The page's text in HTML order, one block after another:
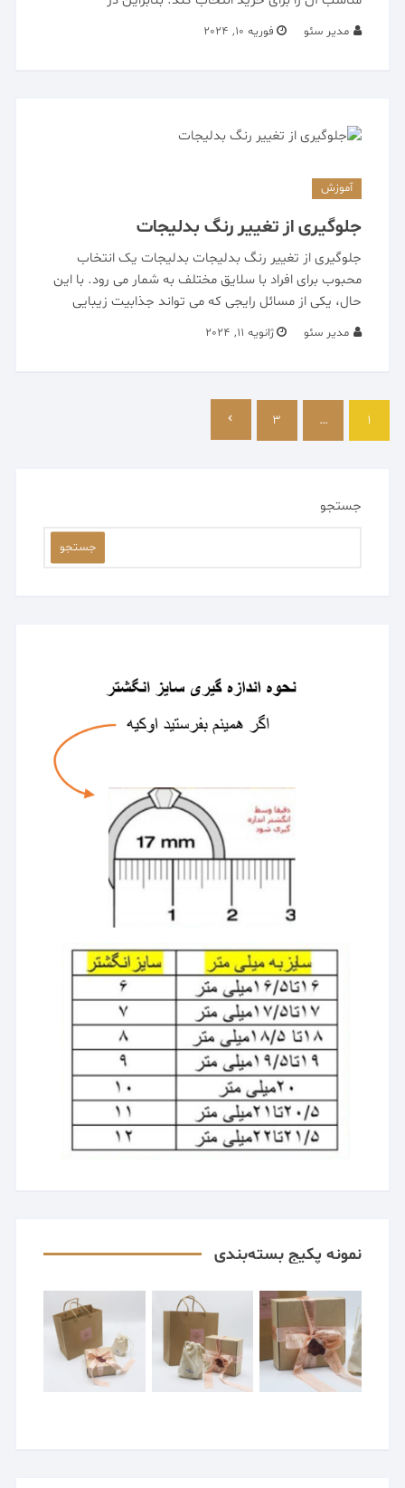
مدیر سئو فوریه 10, 2024
آموزش
جلوگیری از تغییر رنگ بدلیجات
جلوگیری از تغییر رنگ بدلیجات بدلیجات یک انتخاب
محبوب برای افراد با سلایق مختلف به شمار می رود. با این
حال، یکی از مسائل رایجی که می تواند جذابیت زیبایی
مدیر سئو ژانویه 11, 2024
صفحه‌بندی
نوشته‌ها
1
…
3
جستجو
جستجو
نمونه پکیج بسته‌بندی